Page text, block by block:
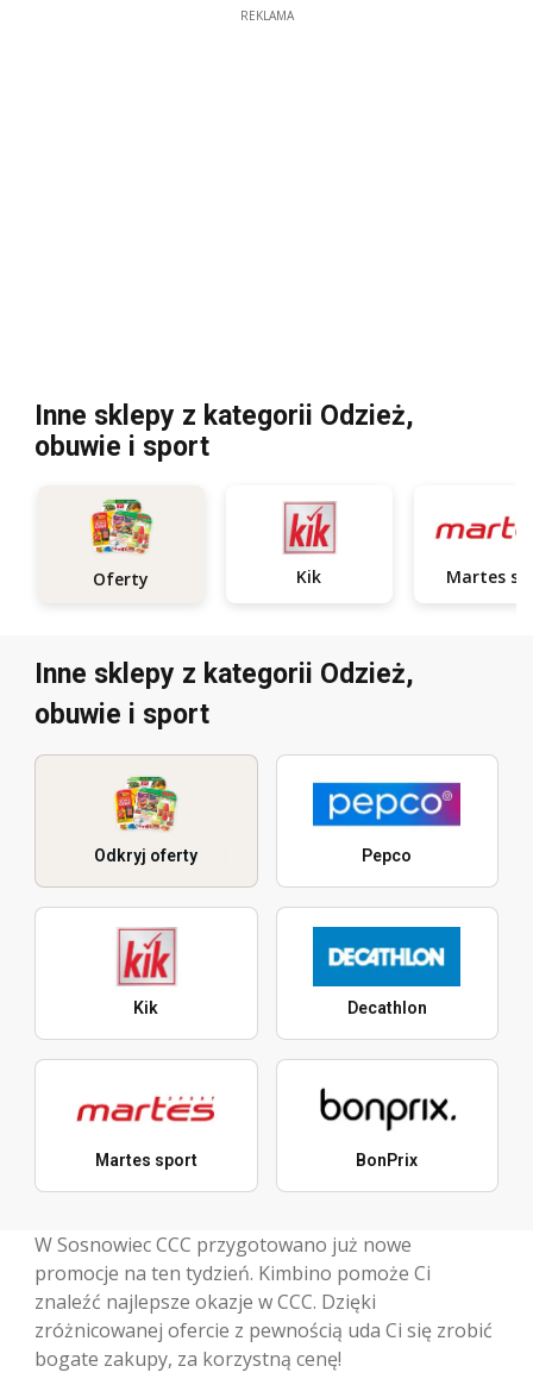
REKLAMA
Inne sklepy z kategorii Odzież,
obuwie i sport
Oferty Kik
Inne sklepy z kategorii Odzież,
obuwie i sport
Odkryj oferty Pepco
Kik Decathlon
Martes sport BonPrix
W Sosnowiec CCC przygotowano już nowe
promocje na ten tydzień. Kimbino pomoże Ci
znaleźć najlepsze okazje w CCC. Dzięki
zróżnicowanej ofercie z pewnością uda Ci się zrobić
bogate zakupy, za korzystną cenę!